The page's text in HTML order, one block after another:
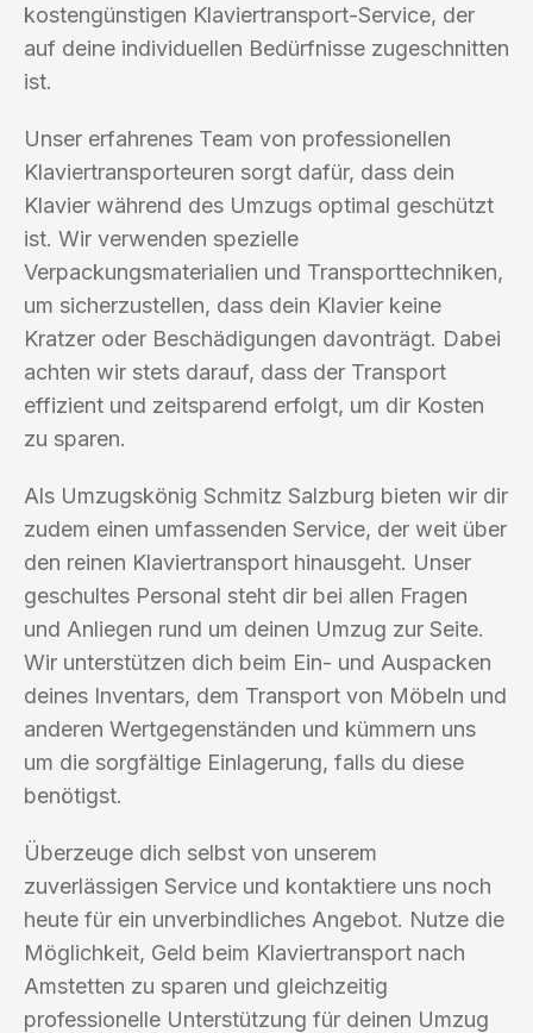
kostengünstigen Klaviertransport-Service, der
auf deine individuellen Bedürfnisse zugeschnitten
ist.
Unser erfahrenes Team von professionellen
Klaviertransporteuren sorgt dafür, dass dein
Klavier während des Umzugs optimal geschützt
ist. Wir verwenden spezielle
Verpackungsmaterialien und Transporttechniken,
um sicherzustellen, dass dein Klavier keine
Kratzer oder Beschädigungen davonträgt. Dabei
achten wir stets darauf, dass der Transport
effizient und zeitsparend erfolgt, um dir Kosten
zu sparen.
Als Umzugskönig Schmitz Salzburg bieten wir dir
zudem einen umfassenden Service, der weit über
den reinen Klaviertransport hinausgeht. Unser
geschultes Personal steht dir bei allen Fragen
und Anliegen rund um deinen Umzug zur Seite.
Wir unterstützen dich beim Ein- und Auspacken
deines Inventars, dem Transport von Möbeln und
anderen Wertgegenständen und kümmern uns
um die sorgfältige Einlagerung, falls du diese
benötigst.
Überzeuge dich selbst von unserem
zuverlässigen Service und kontaktiere uns noch
heute für ein unverbindliches Angebot. Nutze die
Möglichkeit, Geld beim Klaviertransport nach
Amstetten zu sparen und gleichzeitig
professionelle Unterstützung für deinen Umzug